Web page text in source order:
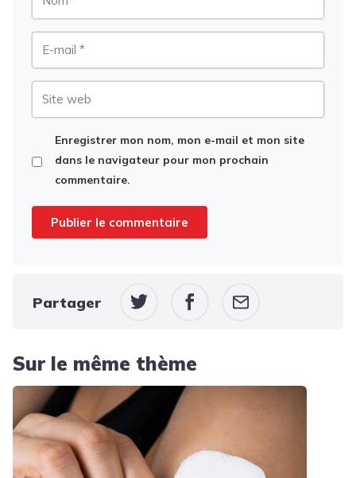
Enregistrer mon nom, mon e-mail et mon site
dans le navigateur pour mon prochain
commentaire.
Partager
Sur le même thème